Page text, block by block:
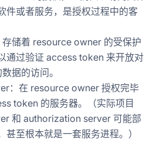
件或者服务，是授权过程中的客
储着 resource owner 的受保护
通过验证 access token 来开放对
据的访问。
：在 resource owner 授权完毕
token 的服务器。（实际项目
和 authorization server 可能部
甚至根本就是一套服务进程。）